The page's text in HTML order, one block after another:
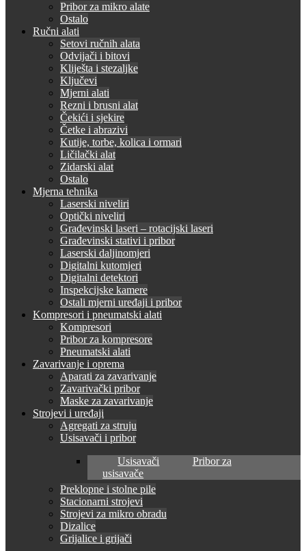
Pribor za mikro alate
Ostalo
Ručni alati
Setovi ručnih alata
Odvijači i bitovi
Kliješta i stezaljke
Ključevi
Mjerni alati
Rezni i brusni alat
Čekići i sjekire
Četke i abrazivi
Kutije, torbe, kolica i ormari
Ličilački alat
Zidarski alat
Ostalo
Mjerna tehnika
Laserski niveliri
Optički niveliri
Građevinski laseri – rotacijski laseri
Građevinski stativi i pribor
Laserski daljinomjeri
Digitalni kutomjeri
Digitalni detektori
Inspekcijske kamere
Ostali mjerni uređaji i pribor
Kompresori i pneumatski alati
Kompresori
Pribor za kompresore
Pneumatski alati
Zavarivanje i oprema
Aparati za zavarivanje
Zavarivački pribor
Maske za zavarivanje
Strojevi i uređaji
Agregati za struju
Usisavači i pribor
Usisavači
Pribor za
usisavače
Preklopne i stolne pile
Stacionarni strojevi
Strojevi za mikro obradu
Dizalice
Grijalice i grijači